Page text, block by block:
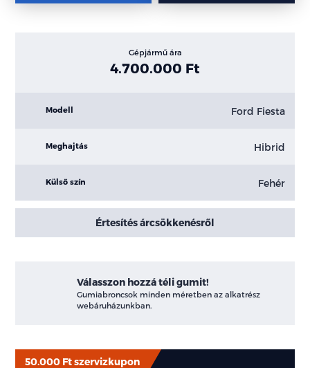
Gépjármű ára
4.700.000 Ft
Modell Ford Fiesta
Meghajtás Hibrid
Külső szín Fehér
Értesítés árcsökkenésről
Válasszon hozzá téli gumit!
Gumiabroncsok minden méretben az alkatrész
webáruházunkban.
50.000 Ft szervizkupon